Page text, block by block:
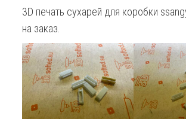
3D печать сухарей для коробки
на заказ.